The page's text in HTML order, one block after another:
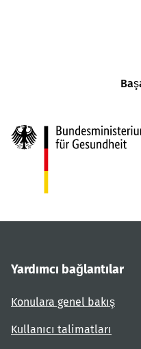
Yardımcı bağlantılar
Konulara genel bakış
Kullanıcı talimatları